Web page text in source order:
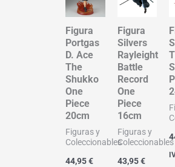
Figura
Portgas
D. Ace
The
Shukko
One
Piece
20cm
Figuras y
Coleccionables
44,95€
Figura
Silvers
Rayleight
Battle
Record
One
Piece
16cm
Figuras y
Coleccionables
43,95€